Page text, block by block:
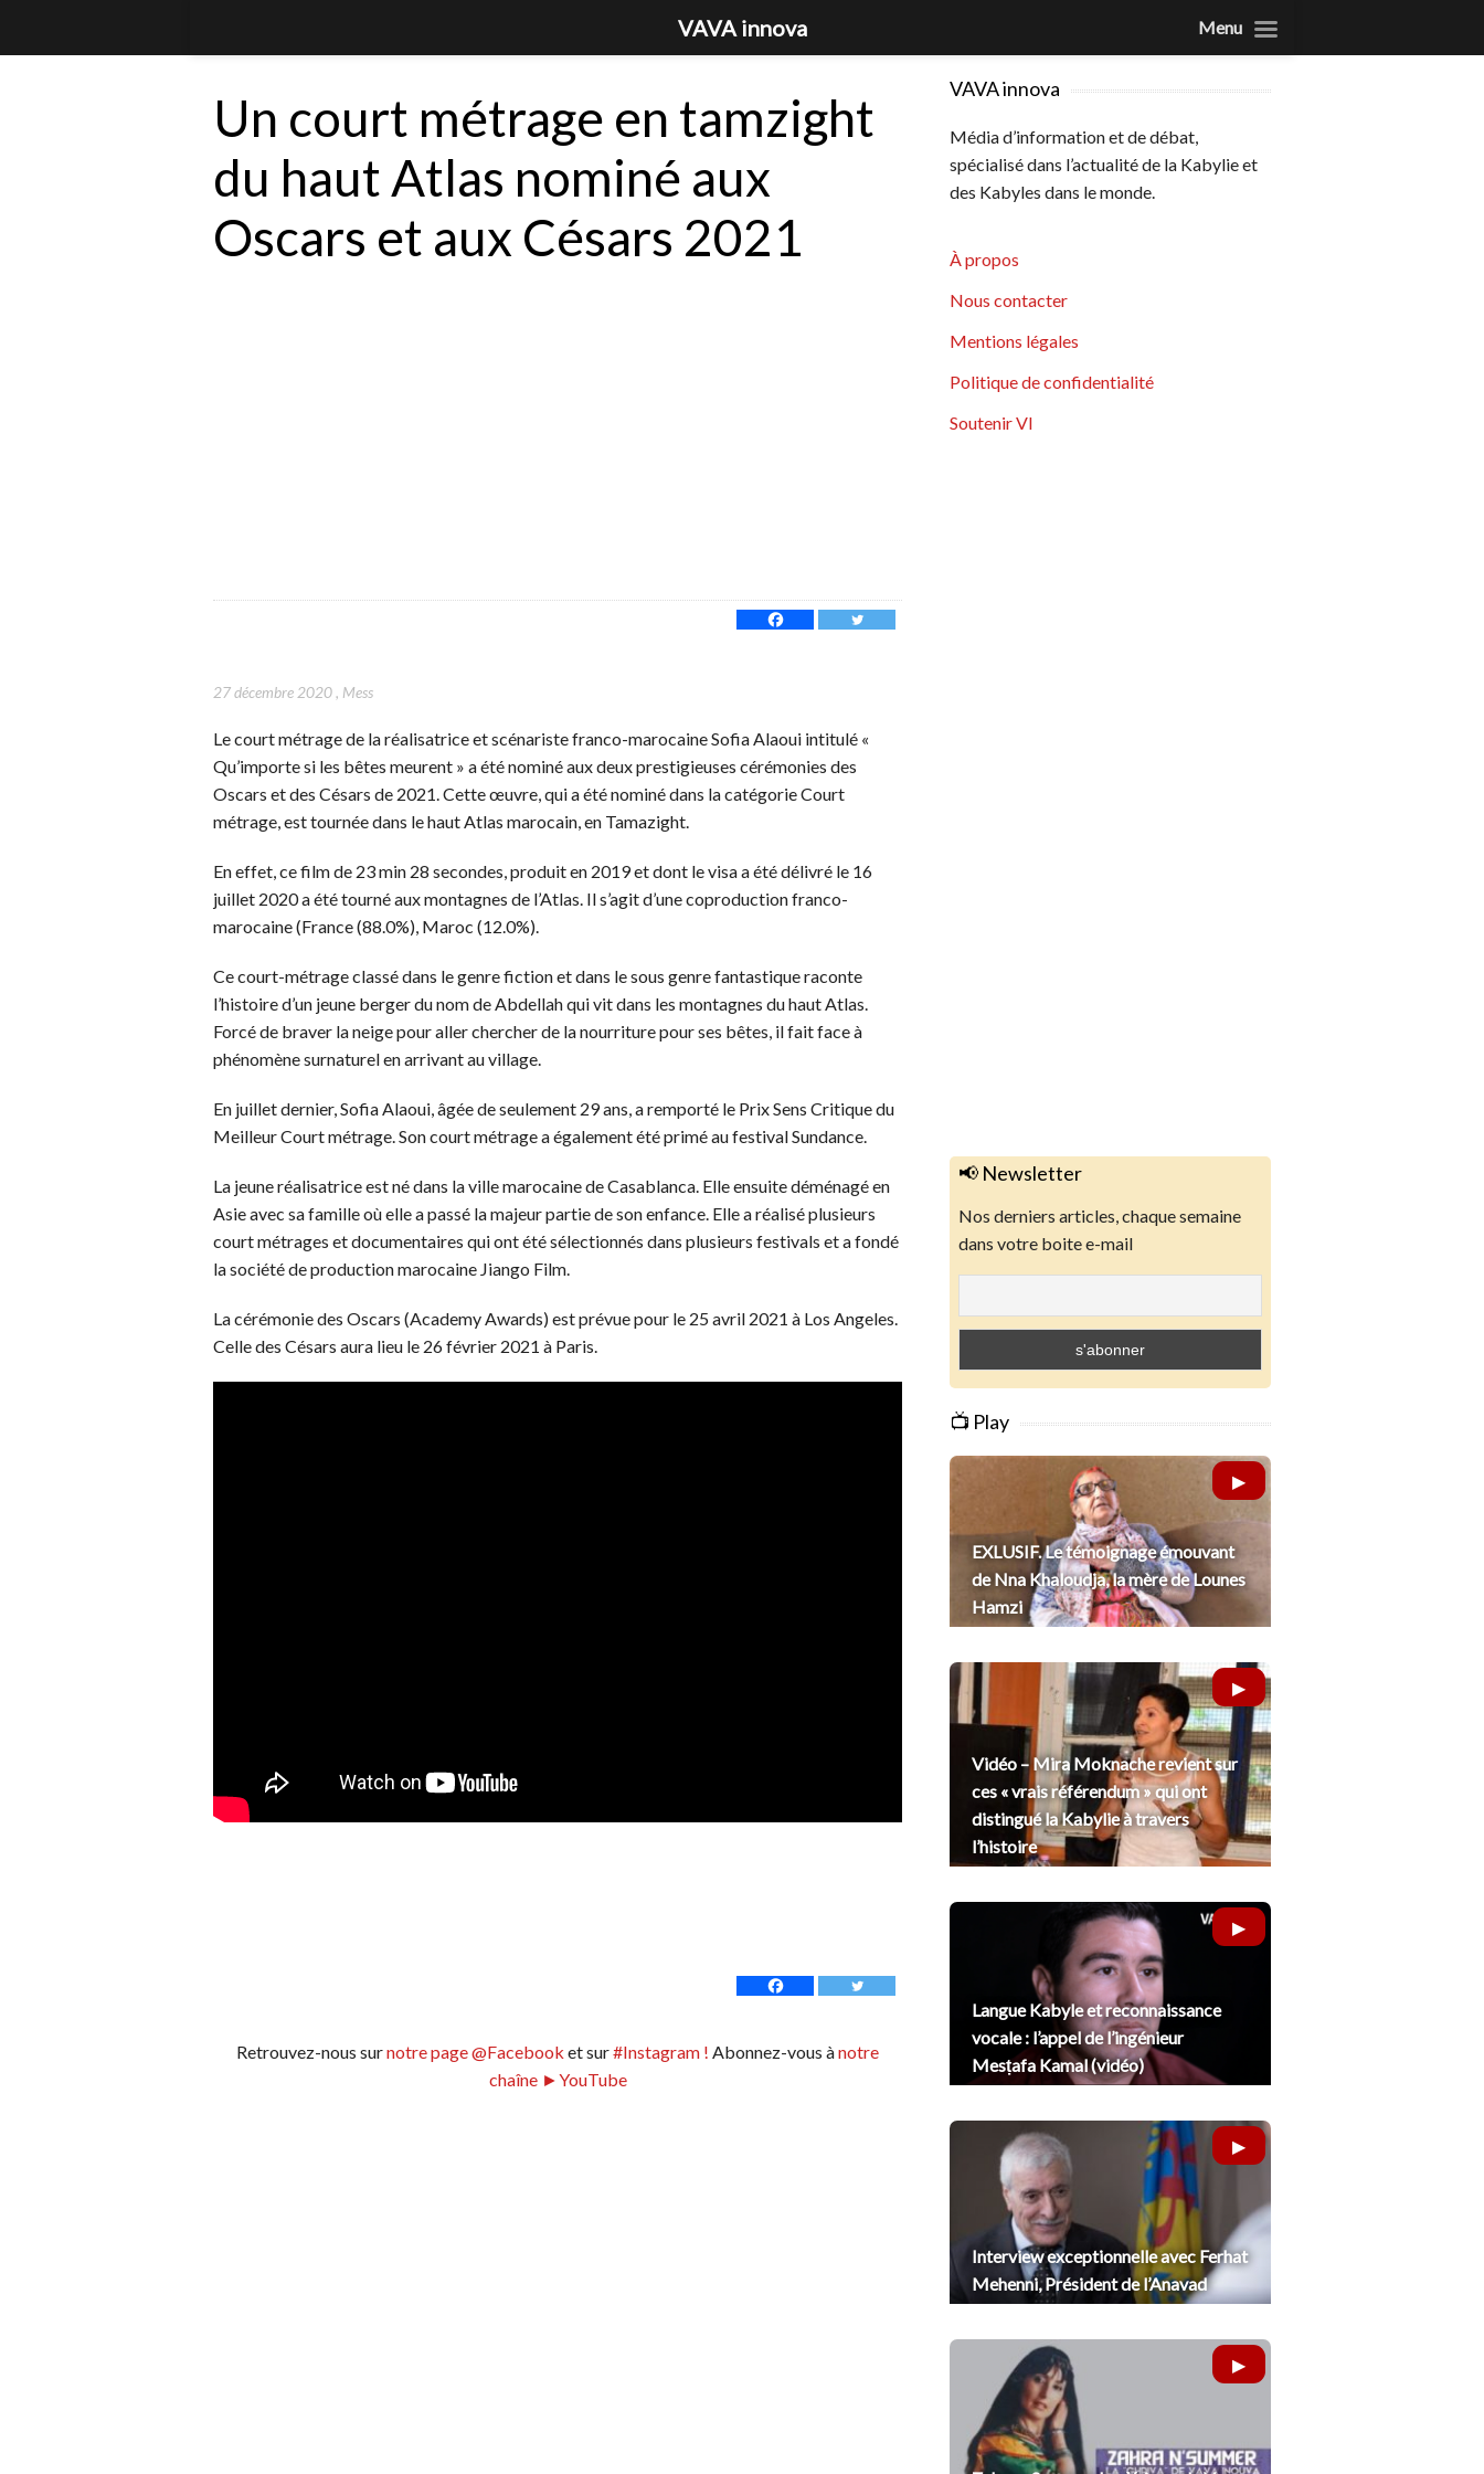
Un court métrage en tamzight
du haut Atlas nominé aux
Oscars et aux Césars 2021
27 décembre 2020, Mess
Le court métrage de la réalisatrice et scénariste franco-marocaine Sofia Alaoui intitulé «
Qu’importe si les bêtes meurent » a été nominé aux deux prestigieuses cérémonies des
Oscars et des Césars de 2021. Cette œuvre, qui a été nominé dans la catégorie Court
métrage, est tournée dans le haut Atlas marocain, en Tamazight.
En effet, ce film de 23 min 28 secondes, produit en 2019 et dont le visa a été délivré le 16
juillet 2020a été tourné aux montagnes de l’Atlas. Il s’agit d’une coproduction franco-
marocaine (France (88.0%), Maroc (12.0%).
Ce court-métrage classé dans le genre fiction et dans le sous genre fantastique raconte
l’histoire d’un jeune berger du nom de Abdellah qui vit dans les montagnes du haut Atlas.
Forcé de braver la neige pour aller chercher de la nourriture pour ses bêtes, il fait face à
phénomène surnaturel en arrivant au village.
En juillet dernier, Sofia Alaoui, âgée de seulement 29 ans, a remporté le Prix Sens Critique du
Meilleur Court métrage. Son court métrage a également été primé au festival Sundance.
La jeune réalisatrice est né dans la ville marocaine de Casablanca. Elle ensuite déménagé en
Asie avec sa famille où elle a passé la majeur partie de son enfance. Elle a réalisé plusieurs
court métrages et documentaires qui ont été sélectionnés dans plusieurs festivals et a fondé
la société de production marocaine Jiango Film.
La cérémonie des Oscars (Academy Awards) est prévue pour le 25 avril 2021 à Los Angeles.
Celle des Césars aura lieu le 26 février 2021 à Paris.
Retrouvez-nous surnotre page @Facebook et sur#Instagram ! Abonnez-vous ànotre
chaîne ►YouTube
VAVA innova
Média d’information et de débat,
spécialisé dans l’actualité de la Kabylie et
des Kabyles dans le monde.
À propos
Nous contacter
Mentions légales
Politique de confidentialité
Soutenir VI
📢 Newsletter
Nos derniers articles, chaque semaine
dans votre boite e-mail
📺 Play
EXLUSIF. Le témoignage émouvant
de Nna Khaloudja, la mère de Lounes
Hamzi
Vidéo – Mira Moknache revient sur
ces « vrais référendum » qui ont
distingué la Kabylie à travers
l’histoire
Langue Kabyle et reconnaissance
vocale : l’appel de l’ingénieur
Mesṭafa Kamal (vidéo)
Interview exceptionnelle avec Ferhat
Mehenni, Président de l’Anavad
VAVA innova Menu